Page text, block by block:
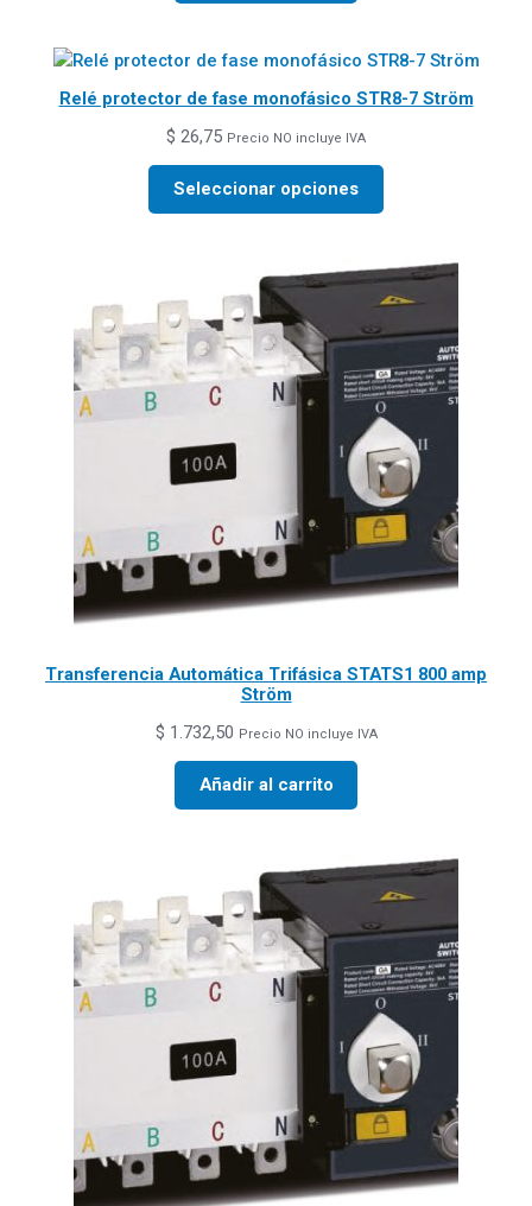
Relé protector de fase monofásico STR8-7 Ström
$ 26,75 Precio NO incluye IVA
Seleccionar opciones
Transferencia Automática Trifásica STATS1 800 amp
Ström
$ 1.732,50 Precio NO incluye IVA
Añadir al carrito